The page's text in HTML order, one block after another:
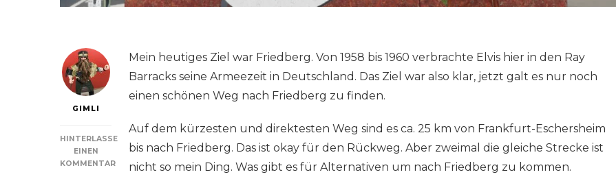
GIMLI
HINTERLASSE
EINEN
KOMMENTAR
Mein heutiges Ziel war Friedberg. Von 1958 bis 1960 verbrachte Elvis hier in den Ray
Barracks seine Armeezeit in Deutschland. Das Ziel war also klar, jetzt galt es nur noch
einen schönen Weg nach Friedberg zu finden.
Auf dem kürzesten und direktesten Weg sind es ca. 25 km von Frankfurt-Eschersheim
bis nach Friedberg. Das ist okay für den Rückweg. Aber zweimal die gleiche Strecke ist
nicht so mein Ding. Was gibt es für Alternativen um nach Friedberg zu kommen.